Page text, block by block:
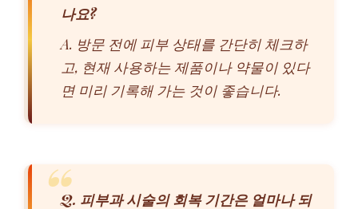
나요?
A. 방문 전에 피부 상태를 간단히 체크하
고, 현재 사용하는 제품이나 약물이 있다
면 미리 기록해 가는 것이 좋습니다.
Q. 피부과 시술의 회복 기간은 얼마나 되